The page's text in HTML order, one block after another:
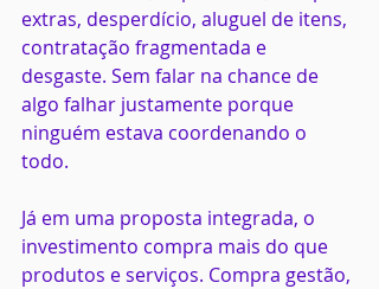
extras, desperdício, aluguel de itens,
contratação fragmentada e
desgaste. Sem falar na chance de
algo falhar justamente porque
ninguém estava coordenando o
todo.
Já em uma proposta integrada, o
investimento compra mais do que
produtos e serviços. Compra gestão,